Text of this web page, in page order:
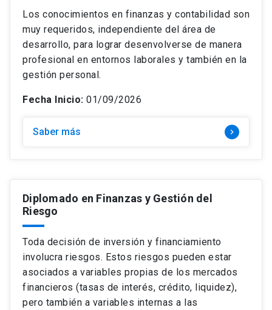
Los conocimientos en finanzas y contabilidad son
muy requeridos, independiente del área de
desarrollo, para lograr desenvolverse de manera
profesional en entornos laborales y también en la
gestión personal.
Fecha Inicio: 01/09/2026
Saber más keyboard_arrow_right
Diplomado en Finanzas y Gestión del
Riesgo
Toda decisión de inversión y financiamiento
involucra riesgos. Estos riesgos pueden estar
asociados a variables propias de los mercados
financieros (tasas de interés, crédito, liquidez),
pero también a variables internas a las